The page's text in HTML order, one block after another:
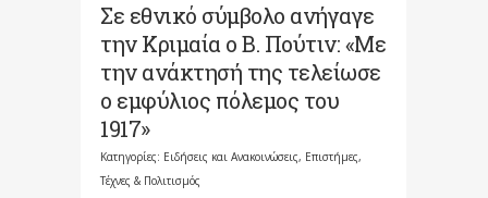
Σε εθνικό σύμβολο ανήγαγε
την Κριμαία ο Β. Πούτιν: «Με
την ανάκτησή της τελείωσε
ο εμφύλιος πόλεμος του
1917»
Κατηγορίες: Ειδήσεις και Ανακοινώσεις, Επιστήμες,
Τέχνες & Πολιτισμός